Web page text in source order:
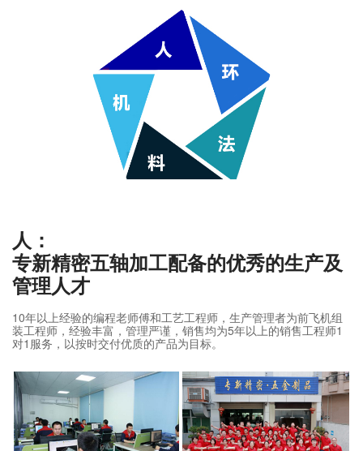
人：
专新精密五轴加工配备的优秀的生产及
管理人才
10年以上经验的编程老师傅和工艺工程师，生产管理者为前飞机组
装工程师，经验丰富，管理严谨，销售均为5年以上的销售工程师1
对1服务，以按时交付优质的产品为目标。